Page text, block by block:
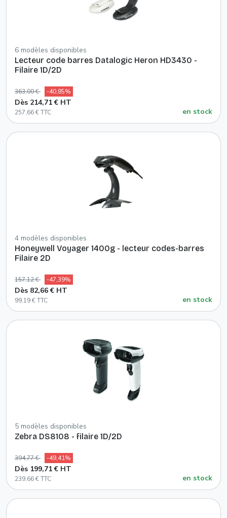
6 modèles disponibles
Lecteur code barres Datalogic Heron HD3430 -
Filaire 1D/2D
363,00 € -40,85%
Dès 214,71 € HT
257,66 € TTC en stock
4 modèles disponibles
Honeywell Voyager 1400g - lecteur codes-barres
Filaire 2D
157,12 € -47,39%
Dès 82,66 € HT
99,19 € TTC en stock
5 modèles disponibles
Zebra DS8108 - filaire 1D/2D
394,77 € -49,41%
Dès 199,71 € HT
239,66 € TTC en stock